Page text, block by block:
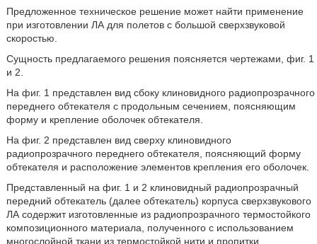
Предложенное техническое решение может найти применение
при изготовлении ЛА для полетов с большой сверхзвуковой
скоростью.
Сущность предлагаемого решения поясняется чертежами, фиг. 1
и 2.
На фиг. 1 представлен вид сбоку клиновидного радиопрозрачного
переднего обтекателя с продольным сечением, поясняющим
форму и крепление оболочек обтекателя.
На фиг. 2 представлен вид сверху клиновидного
радиопрозрачного переднего обтекателя, поясняющий форму
обтекателя и расположение элементов крепления его оболочек.
Представленный на фиг. 1 и 2 клиновидный радиопрозрачный
передний обтекатель (далее обтекатель) корпуса сверхзвукового
ЛА содержит изготовленные из радиопрозрачного термостойкого
композиционного материала, полученного с использованием
многослойной ткани из термостойкой нити и пропитки